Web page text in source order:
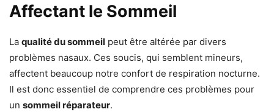
Affectant le Sommeil
La qualité du sommeil peut être altérée par divers
problèmes nasaux. Ces soucis, qui semblent mineurs,
affectent beaucoup notre confort de respiration nocturne.
Il est donc essentiel de comprendre ces problèmes pour
un sommeil réparateur.